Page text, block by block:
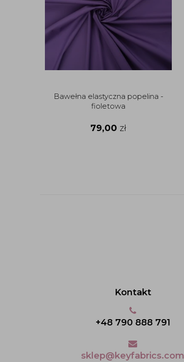
Bawełna elastyczna popelina -
fioletowa
79,00 zł
Kontakt
+48 790 888 791
sklep@keyfabrics.com